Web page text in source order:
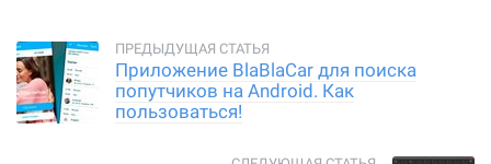
Приложение BlaBlaCar для поиска
попутчиков на Android. Как
пользоваться!